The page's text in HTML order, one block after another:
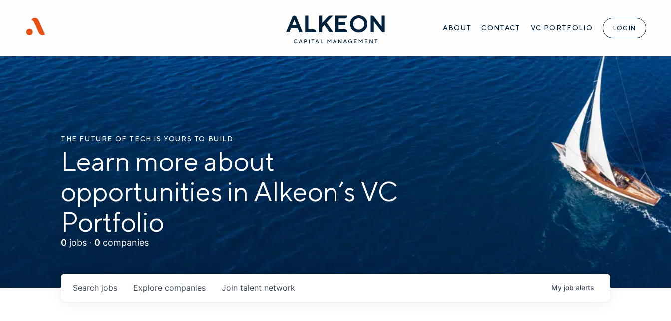
ABOUT CONTACT VC PORTFOLIO LOGIN
THE FUTURE OF TECH IS YOURS TO BUILD
Learn more about
opportunities in Alkeon’s VC
Portfolio
0 jobs · 0 companies
Search jobs Explore companies Join talent network My job alerts